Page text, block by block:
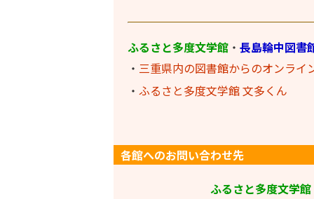
ふるさと多度文学館 ・ 長島輪中図書
・ 三重県内の図書館からのオンライ
・ ふるさと多度文学館 文多くん
各館へのお問い合わせ先
ふるさと多度文学館